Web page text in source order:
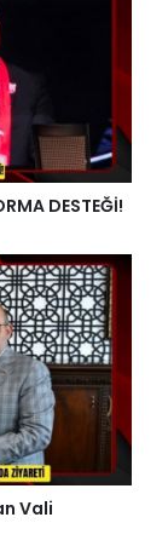
DESTEĞİ!
Vali